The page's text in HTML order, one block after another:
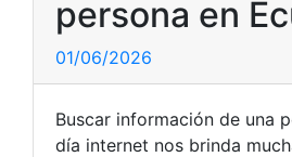
persona en
01/06/2026
Buscar información de una
día internet nos brinda